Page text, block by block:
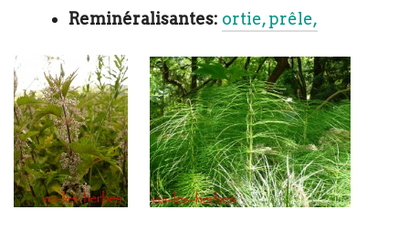
Reminéralisantes: ortie, prêle,